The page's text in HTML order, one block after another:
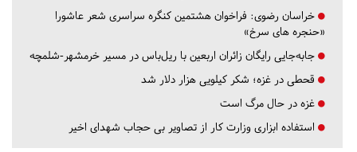
خراسان رضوی: فراخوان هشتمین کنگره سراسری شعر عاشورا
«حنجره های سرخ»
جابه‌جایی رایگان زائران اربعین با ریل‌باس در مسیر خرمشهر-شلمچه
قحطی در غزه؛ شکر کیلویی هزار دلار شد
غزه در حال مرگ است
استفاده ابزاری وزارت کار از تصاویر بی حجاب شهدای اخیر